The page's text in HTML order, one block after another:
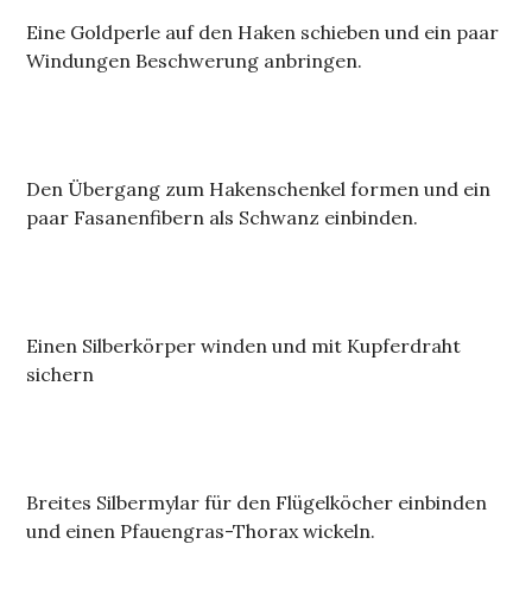
Eine Goldperle auf den Haken schieben und ein paar
Windungen Beschwerung anbringen.
Den Übergang zum Hakenschenkel formen und ein
paar Fasanenfibern als Schwanz einbinden.
Einen Silberkörper winden und mit Kupferdraht
sichern
Breites Silbermylar für den Flügelköcher einbinden
und einen Pfauengras-Thorax wickeln.